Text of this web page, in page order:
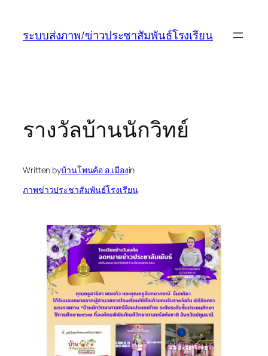
ระบบส่งภาพ/ข่าวประชาสัมพันธ์โรงเรียน
รางวัลบ้านนักวิทย์
Written byบ้านโพนค้อ อ.เมืองin
ภาพข่าวประชาสัมพันธ์โรงเรียน